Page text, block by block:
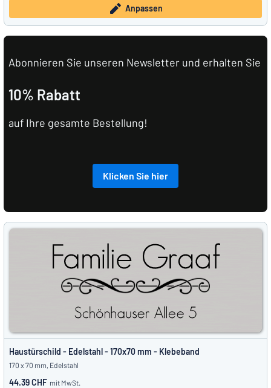
Anpassen
Abonnieren Sie unseren Newsletter und erhalten Sie
10% Rabatt
auf Ihre gesamte Bestellung!
Klicken Sie hier
Haustürschild - Edelstahl - 170x70 mm - Klebeband
170 x 70 mm, Edelstahl
44.39 CHF mit MwSt.